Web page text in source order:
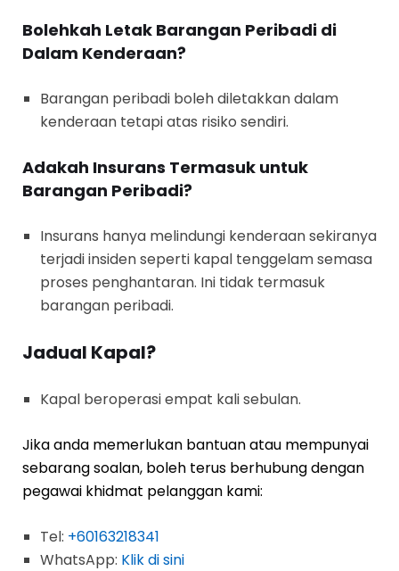
Bolehkah Letak Barangan Peribadi di
Dalam Kenderaan?
Barangan peribadi boleh diletakkan dalam
kenderaan tetapi atas risiko sendiri.
Adakah Insurans Termasuk untuk
Barangan Peribadi?
Insurans hanya melindungi kenderaan sekiranya
terjadi insiden seperti kapal tenggelam semasa
proses penghantaran. Ini tidak termasuk
barangan peribadi.
Jadual Kapal?
Kapal beroperasi empat kali sebulan.
Jika anda memerlukan bantuan atau mempunyai
sebarang soalan, boleh terus berhubung dengan
pegawai khidmat pelanggan kami:
Tel: +60163218341
WhatsApp: Klik di sini